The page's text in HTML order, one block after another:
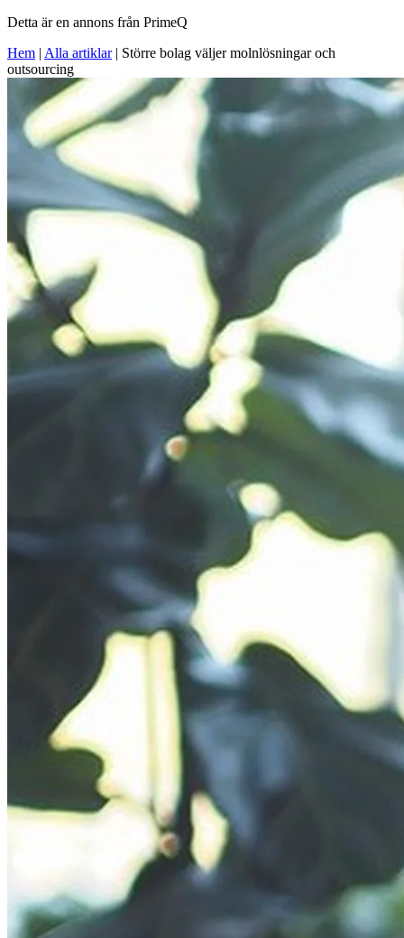
Detta är en annons från PrimeQ
Hem | Alla artiklar| Större bolag väljer molnlösningar och
outsourcing